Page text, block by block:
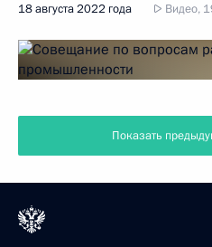
18 августа 2022 года Видео,
Показать